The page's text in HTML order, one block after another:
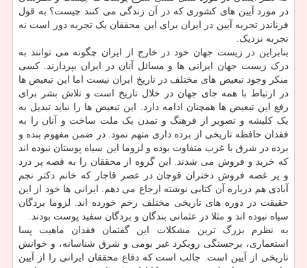
در مورد آیین های کشوری که در آن زندگی می کنند چیست؟ به قول
فرناندز تجربه آیین در ایران برای این محققان یک تجربه دور است نه
تجربه نزدیک.
بنابراین در زیست جهان خود در خارج از ایران چگونه می توانند به
درک زیست جهان ایرانی ها و مسائل آنان در ایران بپردارند. کسی
منکر وجود تبعیض های مختلف در تاریخ ایران نیست اما این تبعیض ها
در ارتباط با همه جای جهان در خلال تاریخ است و تلاش بشر برای
رفع این تبعیض ها همچنان ادامه دارد. این تبعیض ها را نباید تبدیل به
یک کلیشه و تصویر از فرهنگ و تمدن یک ملت ساخت و آنان را به
فقدان حافظه تاریخی از برده داری متهم نمود. در ضمن مفهوم بنده و
برده در شرق با غرب متفاوت بوده و لزوما این سیاه پوستان نبوده اند
که خرید و فروش می شدند. این گروه از محققان را به قصه پر درد
و پر غصه فروش دختران قوچان در عصر قاجار که خانم دکتر نجم
آبادی هم درباره آن کتابی نوشته ارجاع می دهم. ایرانی ها خود از این
حقیقت در دوره های تاریخی مختلف زخم خورده اند. لزوما بردگان
سیاه نبوده اند و مثلا در عثمانی بندگان و بردگان سفید پوست بودند.
به نظرم بزرگ ترین مشکلات این گفتمان فقدان ماهیت پسا
استعماری، برجستگی رویکرد غیر بومی و شرق شناسانه، و خوانش
تاریخی از آیین است. جالب است که دفاع محققان ایرانی را از آیین